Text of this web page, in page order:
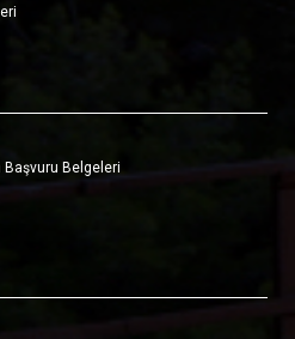
Başvuru Belgeleri